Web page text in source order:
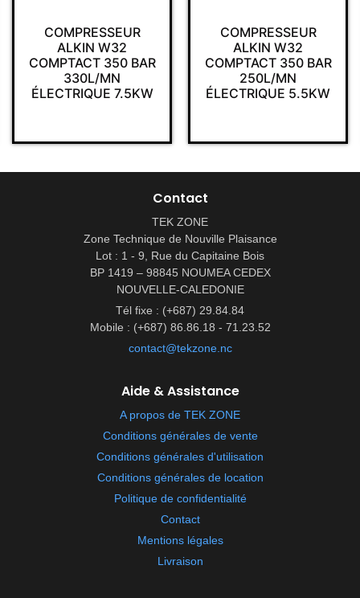
COMPRESSEUR
ALKIN W32
COMPTACT 350 BAR
330L/MN
ÉLECTRIQUE 7.5KW
COMPRESSEUR
ALKIN W32
COMPTACT 350 BAR
250L/MN
ÉLECTRIQUE 5.5KW
Contact
TEK ZONE
Zone Technique de Nouville Plaisance
Lot : 1 - 9, Rue du Capitaine Bois
BP 1419 – 98845 NOUMEA CEDEX
NOUVELLE-CALEDONIE
Tél fixe : (+687) 29.84.84
Mobile : (+687) 86.86.18 - 71.23.52
contact@tekzone.nc
Aide & Assistance
A propos de TEK ZONE
Conditions générales de vente
Conditions générales d'utilisation
Conditions générales de location
Politique de confidentialité
Contact
Mentions légales
Livraison